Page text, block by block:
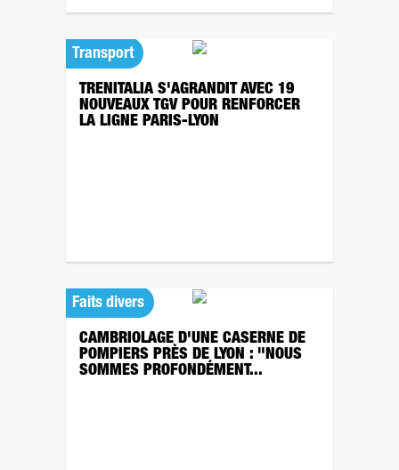
Transport
TRENITALIA S'AGRANDIT AVEC 19
NOUVEAUX TGV POUR RENFORCER
LA LIGNE PARIS-LYON
Faits divers
CAMBRIOLAGE D'UNE CASERNE DE
POMPIERS PRÈS DE LYON : "NOUS
SOMMES PROFONDÉMENT...